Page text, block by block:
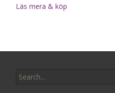
Läs mera & köp
for: